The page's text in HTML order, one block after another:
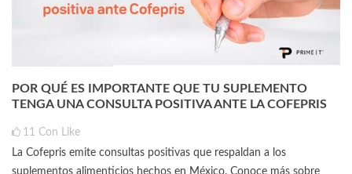
POR QUÉ ES IMPORTANTE QUE TU SUPLEMENTO
TENGA UNA CONSULTA POSITIVA ANTE LA COFEPRIS
11
Con Like
La Cofepris emite consultas positivas que respaldan a los
suplementos alimenticios hechos en México. Conoce más sobre